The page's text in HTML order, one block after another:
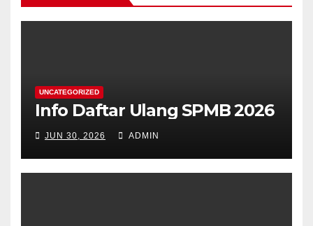
UNCATEGORIZED
Info Daftar Ulang SPMB 2026
JUN 30, 2026 ADMIN